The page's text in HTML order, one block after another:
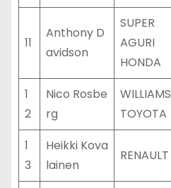
11
Anthony D
avidson
SUPER
AGURI
HONDA
1
2
Nico Rosbe
rg
WILLIAMS
TOYOTA
1
3
Heikki Kova
lainen
RENAULT